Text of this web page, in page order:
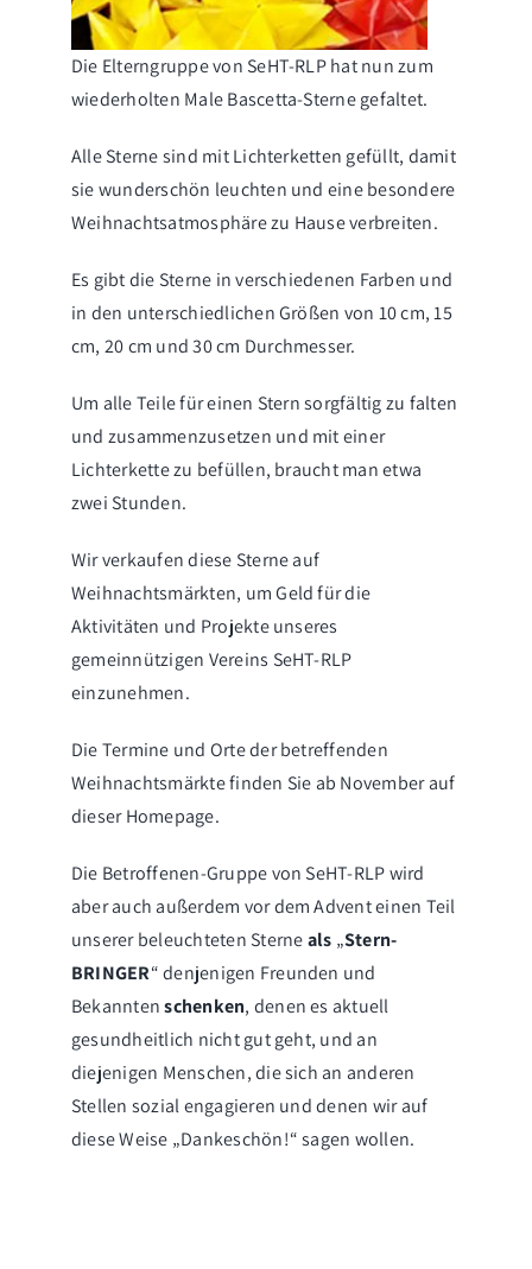
Die Elterngruppe von SeHT-RLP hat nun zum
wiederholten Male Bascetta-Sterne gefaltet.
Alle Sterne sind mit Lichterketten gefüllt, damit
sie wunderschön leuchten und eine besondere
Weihnachtsatmosphäre zu Hause verbreiten.
Es gibt die Sterne in verschiedenen Farben und
in den unterschiedlichen Größen von 10 cm, 15
cm, 20 cm und 30 cm Durchmesser.
Um alle Teile für einen Stern sorgfältig zu falten
und zusammenzusetzen und mit einer
Lichterkette zu befüllen, braucht man etwa
zwei Stunden.
Wir verkaufen diese Sterne auf
Weihnachtsmärkten, um Geld für die
Aktivitäten und Projekte unseres
gemeinnützigen Vereins SeHT-RLP
einzunehmen.
Die Termine und Orte der betreffenden
Weihnachtsmärkte finden Sie ab November auf
dieser Homepage.
Die Betroffenen-Gruppe von SeHT-RLP wird
aber auch außerdem vor dem Advent einen Teil
unserer beleuchteten Sterneals „Stern-
BRINGER“ denjenigen Freunden und
Bekanntenschenken, denen es aktuell
gesundheitlich nicht gut geht, und an
diejenigen Menschen, die sich an anderen
Stellen sozial engagieren und denen wir auf
diese Weise „Dankeschön!“ sagen wollen.